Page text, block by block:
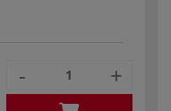
- +